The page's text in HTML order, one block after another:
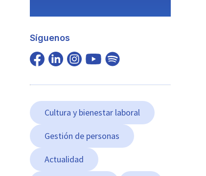
Síguenos
Cultura y bienestar laboral
Gestión de personas
Actualidad